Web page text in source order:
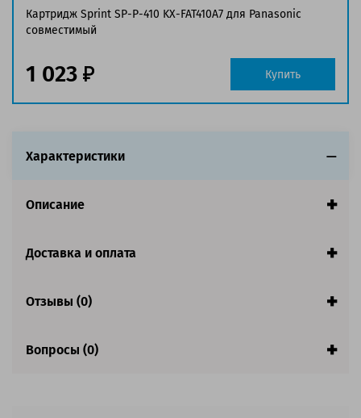
Ресурс:1 800 страниц формата А4 при 5%
заполнении страницы.
Совместим с аппаратами
Картридж Sprint SP-P-410 KX-FAT410A7 для Panasonic
совместимый
1 023 Купить
Характеристики
Описание
Доставка и оплата
Отзывы (0)
Вопросы (0)